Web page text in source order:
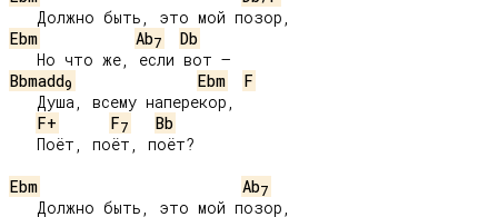
Ebm
Ab7
Db
Bbmadd9 Ebm
F
F+
F7
Bb
Ebm
Ab7